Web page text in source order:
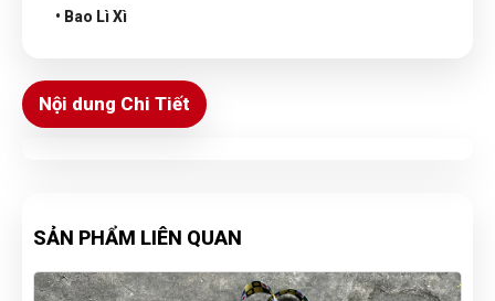
• Bao Lì Xì
Nội dung Chi Tiết
SẢN PHẨM LIÊN QUAN